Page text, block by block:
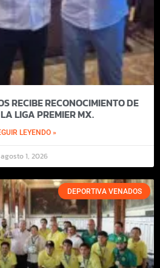
RECIBE RECONOCIMIENTO DE
LIGA PREMIER MX.
LEYENDO »
agosto 1, 2026
DEPORTIVA VENADOS